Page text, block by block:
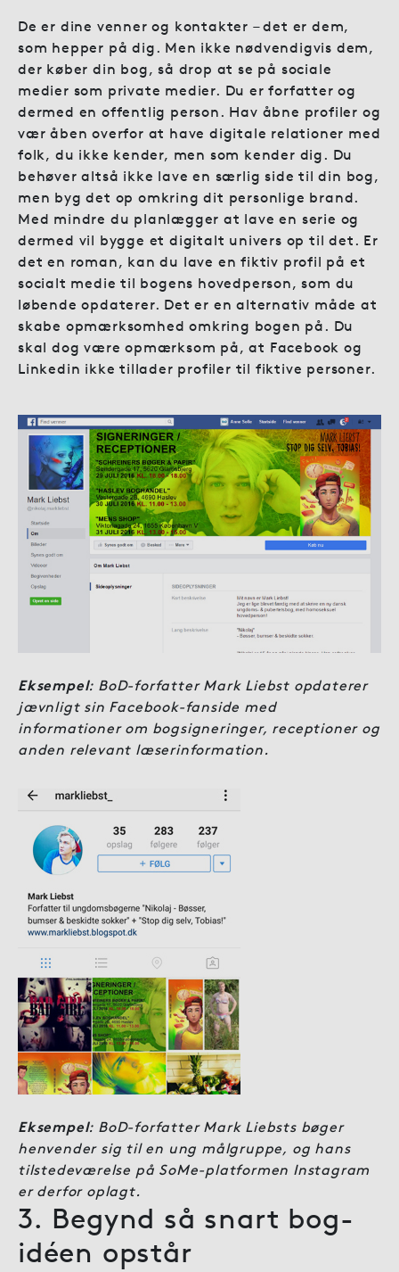
De er dine venner og kontakter – det er dem,
som hepper på dig. Men ikke nødvendigvis dem,
der køber din bog, så drop at se på sociale
medier som private medier. Du er forfatter og
dermed en offentlig person. Hav åbne profiler og
vær åben overfor at have digitale relationer med
folk, du ikke kender, men som kender dig. Du
behøver altså ikke lave en særlig side til din bog,
men byg det op omkring dit personlige brand.
Med mindre du planlægger at lave en serie og
dermed vil bygge et digitalt univers op til det. Er
det en roman, kan du lave en fiktiv profil på et
socialt medie til bogens hovedperson, som du
løbende opdaterer. Det er en alternativ måde at
skabe opmærksomhed omkring bogen på. Du
skal dog være opmærksom på, at Facebook og
Linkedin ikke tillader profiler til fiktive personer.
Eksempel: BoD-forfatter Mark Liebst opdaterer
jævnligt sin Facebook-fanside med
informationer om bogsigneringer, receptioner og
anden relevant læserinformation.
Eksempel: BoD-forfatter Mark Liebsts bøger
henvender sig til en ung målgruppe, og hans
tilstedeværelse på SoMe-platformen Instagram
er derfor oplagt.
3. Begynd så snart bog-
idéen opstår